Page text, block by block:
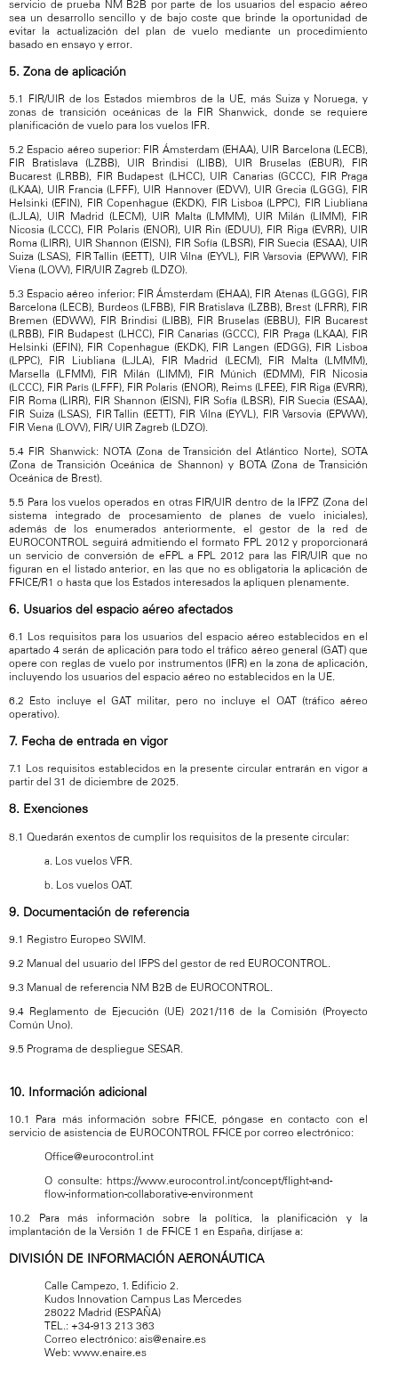
servicio de prueba NM B2B por parte de los usuarios del espacio aéreo
sea un desarrollo sencillo y de bajo coste que brinde la oportunidad de
evitar la actualización del plan de vuelo mediante un procedimiento
basado en ensayo y error.
5. Zona de aplicación
5.1 FIR/UIR de los Estados miembros de la UE, más Suiza y Noruega, y
zonas de transición oceánicas de la FIR Shanwick, donde se requiere
planificación de vuelo para los vuelos IFR.
5.2 Espacio aéreo superior: FIR Ámsterdam (EHAA), UIR Barcelona (LECB),
FIR Bratislava (LZBB), UIR Brindisi (LIBB), UIR Bruselas (EBUR), FIR
Bucarest (LRBB), FIR Budapest (LHCC), UIR Canarias (GCCC), FIR Praga
(LKAA), UIR Francia (LFFF), UIR Hannover (EDVV), UIR Grecia (LGGG), FIR
Helsinki (EFIN), FIR Copenhague (EKDK), FIR Lisboa (LPPC), FIR Liubliana
(LJLA), UIR Madrid (LECM), UIR Malta (LMMM), UIR Milán (LIMM), FIR
Nicosia (LCCC), FIR Polaris (ENOR), UIR Rin (EDUU), FIR Riga (EVRR), UIR
Roma (LIRR), UIR Shannon (EISN), FIR Sofía (LBSR), FIR Suecia (ESAA), UIR
Suiza (LSAS), FIR Tallin (EETT), UIR Vilna (EYVL), FIR Varsovia (EPWW), FIR
Viena (LOVV), FIR/UIR Zagreb (LDZO).
5.3 Espacio aéreo inferior: FIR Ámsterdam (EHAA), FIR Atenas (LGGG), FIR
Barcelona (LECB), Burdeos (LFBB), FIR Bratislava (LZBB), Brest (LFRR), FIR
Bremen (EDWW), FIR Brindisi (LIBB), FIR Bruselas (EBBU), FIR Bucarest
(LRBB), FIR Budapest (LHCC), FIR Canarias (GCCC), FIR Praga (LKAA), FIR
Helsinki (EFIN), FIR Copenhague (EKDK), FIR Langen (EDGG), FIR Lisboa
(LPPC), FIR Liubliana (LJLA), FIR Madrid (LECM), FIR Malta (LMMM),
Marsella (LFMM), FIR Milán (LIMM), FIR Múnich (EDMM), FIR Nicosia
(LCCC), FIR París (LFFF), FIR Polaris (ENOR), Reims (LFEE), FIR Riga (EVRR),
FIR Roma (LIRR), FIR Shannon (EISN), FIR Sofía (LBSR), FIR Suecia (ESAA),
FIR Suiza (LSAS), FIR Tallin (EETT), FIR Vilna (EYVL), FIR Varsovia (EPWW),
FIR Viena (LOVV), FIR/ UIR Zagreb (LDZO).
5.4 FIR Shanwick: NOTA (Zona de Transición del Atlántico Norte), SOTA
(Zona de Transición Oceánica de Shannon) y BOTA (Zona de Transición
Oceánica de Brest).
5.5 Para los vuelos operados en otras FIR/UIR dentro de la IFPZ (Zona del
sistema integrado de procesamiento de planes de vuelo iniciales),
además de los enumerados anteriormente, el gestor de la red de
EUROCONTROL seguirá admitiendo el formato FPL 2012 y proporcionará
un servicio de conversión de eFPL a FPL 2012 para las FIR/UIR que no
figuran en el listado anterior, en las que no es obligatoria la aplicación de
FF-ICE/R1 o hasta que los Estados interesados la apliquen plenamente.
6. Usuarios del espacio aéreo afectados
6.1 Los requisitos para los usuarios del espacio aéreo establecidos en el
apartado 4 serán de aplicación para todo el tráfico aéreo general (GAT) que
opere con reglas de vuelo por instrumentos (IFR) en la zona de aplicación,
incluyendo los usuarios del espacio aéreo no establecidos en la UE.
6.2 Esto incluye el GAT militar, pero no incluye el OAT (tráfico aéreo
operativo).
7. Fecha de entrada en vigor
7.1 Los requisitos establecidos en la presente circular entrarán en vigor a
partir del 31 de diciembre de 2025.
8. Exenciones
8.1 Quedarán exentos de cumplir los requisitos de la presente circular:
a. Los vuelos VFR.
b. Los vuelos OAT.
9. Documentación de referencia
9.1 Registro Europeo SWIM.
9.2 Manual del usuario del IFPS del gestor de red EUROCONTROL.
9.3 Manual de referencia NM B2B de EUROCONTROL.
9.4 Reglamento de Ejecución (UE) 2021/116 de la Comisión (Proyecto
Común Uno).
9.5 Programa de despliegue SESAR.
10. Información adicional
10.1 Para más información sobre FF-ICE, póngase en contacto con el
servicio de asistencia de EUROCONTROL FF-ICE por correo electrónico:
Office@eurocontrol.int
O consulte: https://www.eurocontrol.int/concept/flight-and-
flow-information-collaborative-environment
10.2 Para más información sobre la política, la planificación y la
implantación de la Versión 1 de FF-ICE 1 en España, diríjase a:
DIVISIÓN DE INFORMACIÓN AERONÁUTICA
Calle Campezo, 1. Edificio 2.
Kudos Innovation Campus Las Mercedes
28022 Madrid (ESPAÑA)
TEL.: +34-913 213 363
Correo electrónico: ais@enaire.es
Web: www.enaire.es